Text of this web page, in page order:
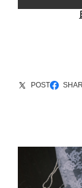
POST